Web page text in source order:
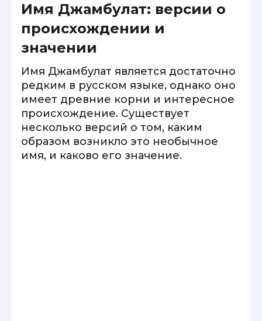
Имя Джамбулат: версии о
происхождении и
значении
Имя Джамбулат является достаточно
редким в русском языке, однако оно
имеет древние корни и интересное
происхождение. Существует
несколько версий о том, каким
образом возникло это необычное
имя, и каково его значение.